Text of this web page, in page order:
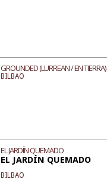
GROUNDED (LURREAN / EN TIERRA)
BILBAO
EL JARDÍN QUEMADO
EL JARDÍN QUEMADO
BILBAO